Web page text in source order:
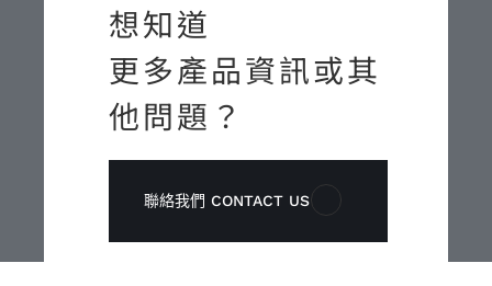
想知道
更多產品資訊或其
他問題？
聯絡我們 CONTACT US